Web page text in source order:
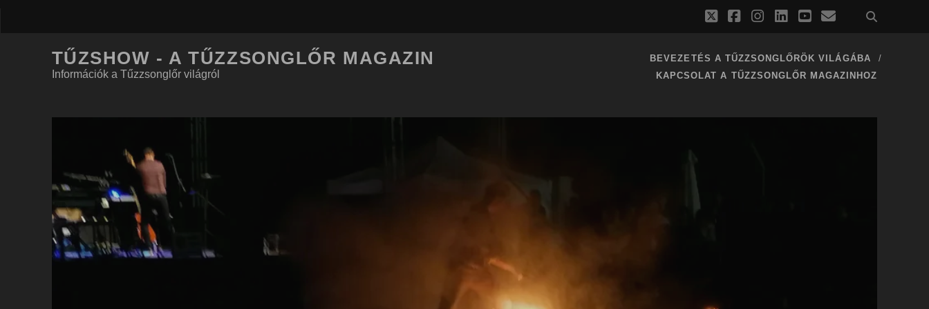
twitterfacebook
instagram
linkedin
youtube
email
TŰZSHOW - A TŰZZSONGLŐR MAGAZIN
Információk a Tűzzsonglőr világról
BEVEZETÉS A TŰZZSONGLŐRÖK VILÁGÁBA
KAPCSOLAT A TŰZZSONGLŐR MAGAZINHOZ